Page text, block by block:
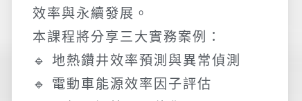
效率與永續發展。
本課程將分享三大實務案例：
🔹 地熱鑽井效率預測與異常偵測
🔹 電動車能源效率因子評估